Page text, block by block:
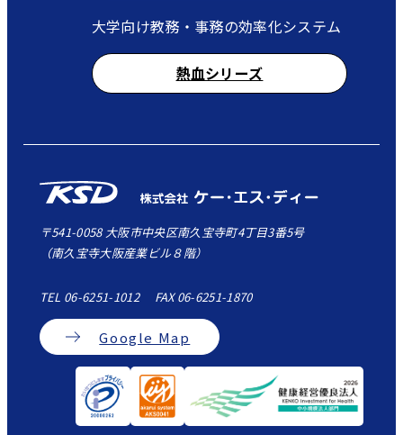
大学向け教務・事務の効率化システム
熱血シリーズ
〒541-0058 大阪市中央区南久宝寺町4丁目3番5号
（南久宝寺大阪産業ビル８階）
TEL 06-6251-1012 FAX 06-6251-1870
Google Map